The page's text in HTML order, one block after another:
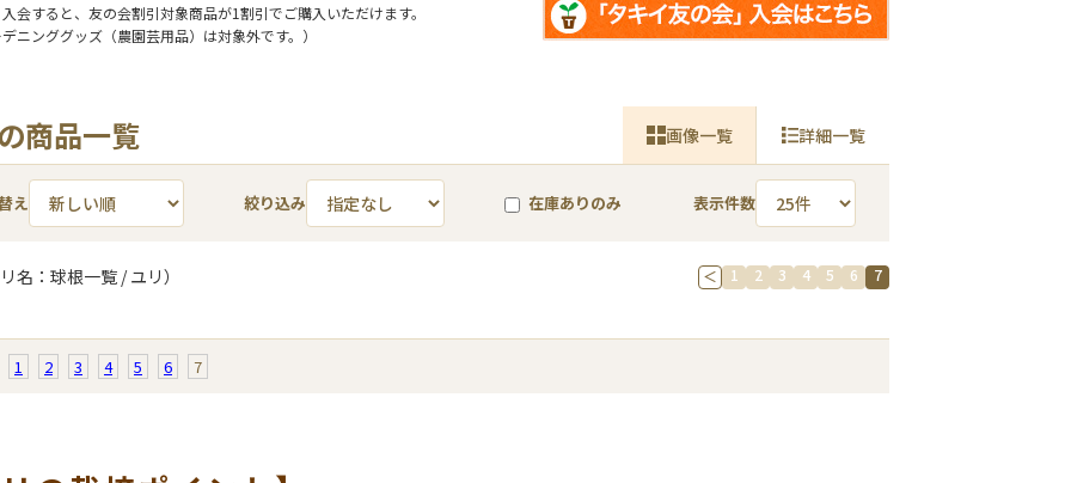
会すると、友の会割引対象商品が1割引でご購入いただけます。
ニンググッズ（農園芸用品）は対象外です。）
商品一覧 画像一覧 詳細一覧
え 絞り込み 在庫ありのみ 表示件数
名：球根一覧 / ユリ） ＜ 1 2 3 4 5 6 7
1 2 3 4 5 6 7